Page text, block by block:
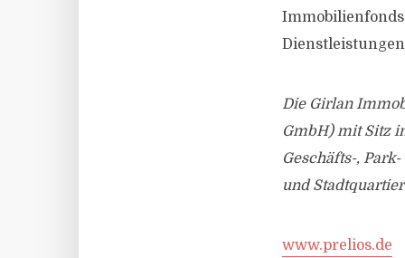
Die Girlan
GmbH) mit Sitz
Geschäfts-,
und
www.prelios.de